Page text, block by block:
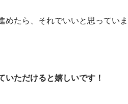
めたら、それでいいと思っていま
いただけると嬉しいです！